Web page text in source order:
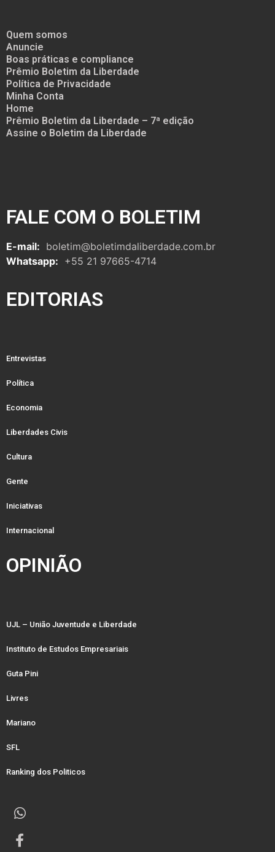
Quem somos
Anuncie
Boas práticas e compliance
Prêmio Boletim da Liberdade
Política de Privacidade
Minha Conta
Home
Prêmio Boletim da Liberdade – 7ª edição
Assine o Boletim da Liberdade
FALE COM O BOLETIM
E-mail: boletim@boletimdaliberdade.com.br
Whatsapp: +55 21 97665-4714
EDITORIAS
Entrevistas
Política
Economia
Liberdades Civis
Cultura
Gente
Iniciativas
Internacional
OPINIÃO
UJL – União Juventude e Liberdade
Instituto de Estudos Empresariais
Guta Pini
Livres
Mariano
SFL
Ranking dos Politicos